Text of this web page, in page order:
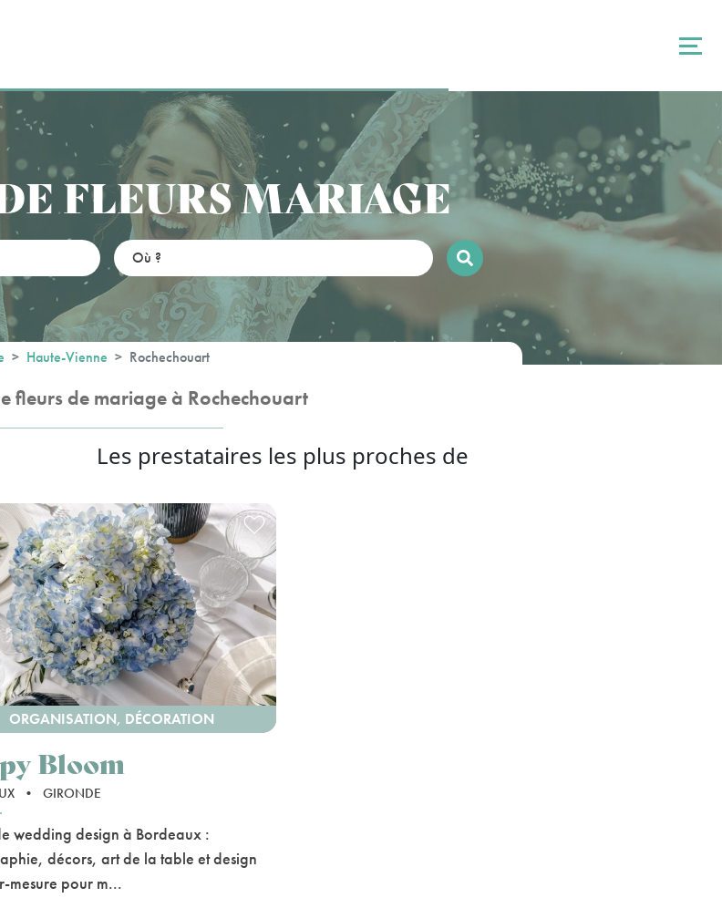
FLEURS MARIAGE
Haute-Vienne Rochechouart
fleurs de mariage à Rochechouart
Les prestataires les plus proches de
ORGANISATION, DÉCORATION
Bloom
• GIRONDE
wedding design à Bordeaux :
décors, art de la table et design
mesure pour m...